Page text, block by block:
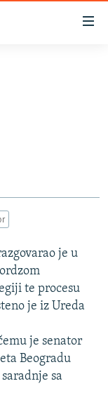
je u
te procesu
je iz Ureda
je senator
Beogradu
sa